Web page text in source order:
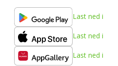
Last ned i
Last ned i
Last ned i